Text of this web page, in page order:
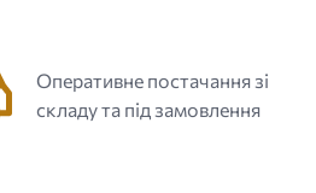
Оперативне постачання зі
складу та під замовлення